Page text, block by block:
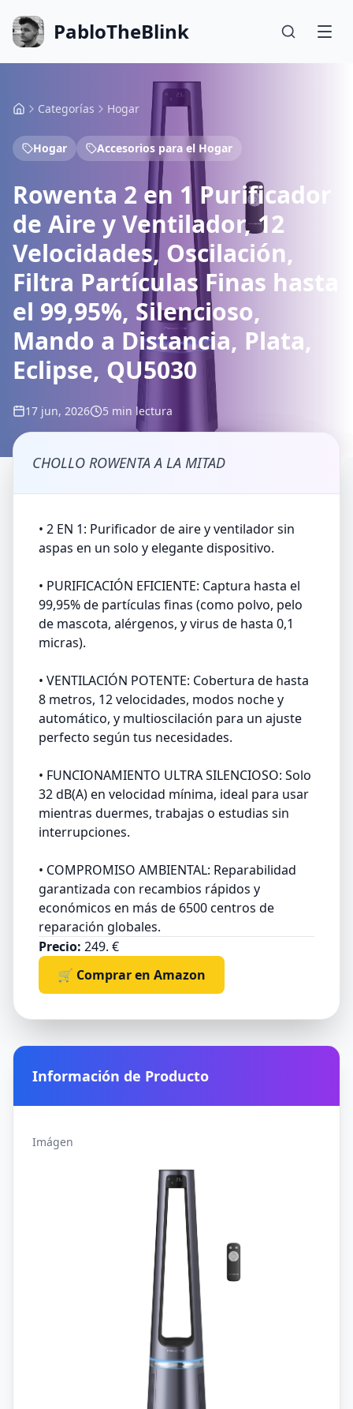
PabloTheBlink
Categorías Hogar
Hogar Accesorios para el Hogar
Rowenta 2 en 1 Purificador
de Aire y Ventilador, 12
Velocidades, Oscilación,
Filtra Partículas Finas hasta
el 99,95%, Silencioso,
Mando a Distancia, Plata,
Eclipse, QU5030
17 jun, 2026 5 min lectura
CHOLLO ROWENTA A LA MITAD
• 2 EN 1: Purificador de aire y ventilador sin
aspas en un solo y elegante dispositivo.
• PURIFICACIÓN EFICIENTE: Captura hasta el
99,95% de partículas finas (como polvo, pelo
de mascota, alérgenos, y virus de hasta 0,1
micras).
• VENTILACIÓN POTENTE: Cobertura de hasta
8 metros, 12 velocidades, modos noche y
automático, y multioscilación para un ajuste
perfecto según tus necesidades.
• FUNCIONAMIENTO ULTRA SILENCIOSO: Solo
32 dB(A) en velocidad mínima, ideal para usar
mientras duermes, trabajas o estudias sin
interrupciones.
• COMPROMISO AMBIENTAL: Reparabilidad
garantizada con recambios rápidos y
económicos en más de 6500 centros de
reparación globales.
Precio: 249. €
🛒 Comprar en Amazon
Información de Producto
Imágen